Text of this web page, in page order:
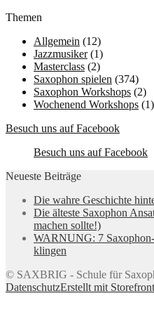
Themen
Allgemein (12)
Jazzmusiker(1)
Masterclass (2)
Saxophon spielen (374)
Saxophon Workshops (2)
Wochenend Workshops (1)
Besuch uns auf Facebook
Besuch uns auf Facebook
Neueste Beiträge
Die wahre Geschichte
Die älteste Saxophon
machen sollte!)
WARNUNG: 7
klingen
© SAXBRIG - Schule für
DatenschutzErstellt mit Storefront